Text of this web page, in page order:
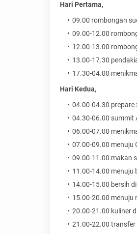
Hari Pertama,
09.00 rombongan
09.00-12.00
12.00-13.00
13.00-17.30
17.30-04.00
Hari Kedua,
04.00-04.30 prepare
04.30-06.00 summit
06.00-07.00
07.00-09.00 menuju
09.00-11.00 makan
11.00-14.00 menuju
14.00-15.00 bersih
15.00-20.00 menuju
20.00-21.00 kuliner
21.00-22.00